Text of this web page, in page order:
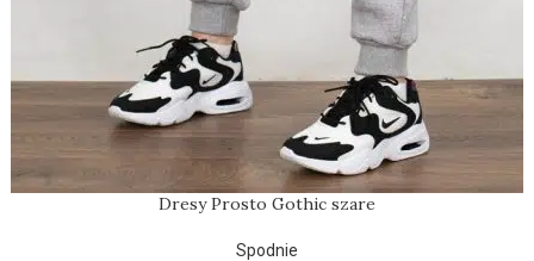
Dresy Prosto Gothic szare
Spodnie